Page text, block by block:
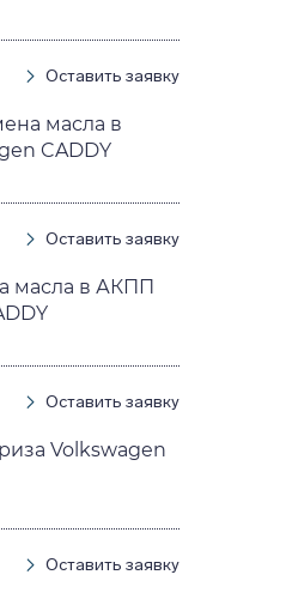
Оставить заявку
масла в
CADDY
Оставить заявку
масла в АКПП
Оставить заявку
Volkswagen
Оставить заявку